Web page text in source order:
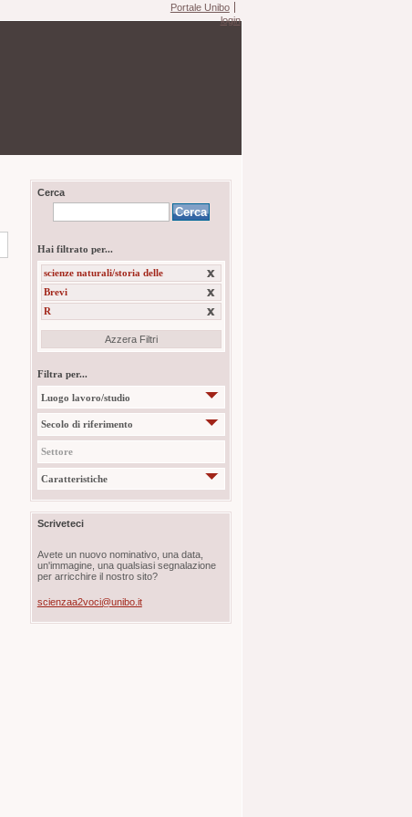
Portale Unibo
login
Cerca
Hai filtrato per...
scienze naturali/storia delle
Brevi
R
Azzera Filtri
Filtra per...
Luogo lavoro/studio
Secolo di riferimento
Settore
Caratteristiche
Scriveteci
Avete un nuovo nominativo, una data,
un'immagine, una qualsiasi segnalazione
per arricchire il nostro sito?
scienzaa2voci@unibo.it